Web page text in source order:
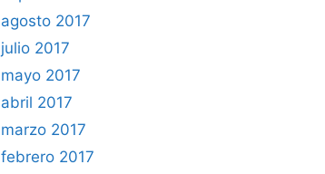
agosto 2017
julio 2017
mayo 2017
abril 2017
marzo 2017
febrero 2017